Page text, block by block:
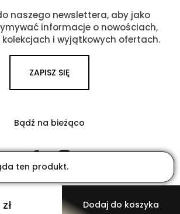
Dodaj do koszyka
ten produkt.
naszego newslettera, aby jako
informacje o nowościach,
i wyjątkowych ofertach.
ZAPISZ SIĘ
Bądź na bieżąco
FacebookInstagram